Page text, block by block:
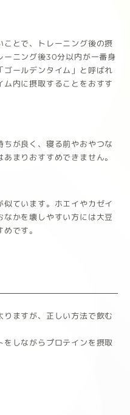
とで、トレーニング後の摂
ーニング後30分以内が一番身
ールデンタイム」と呼ばれ
内に摂取することをおすす
が良く、寝る前やおやつな
まりおすすめできません。
ています。ホエイやカゼイ
かを壊しやすい方には大豆
です。
ますが、正しい方法で飲む
しながらプロテインを摂取